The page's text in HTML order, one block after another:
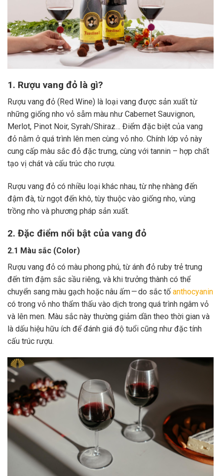
1. Rượu vang đỏ là gì?
Rượu vang đỏ (Red Wine) là loại vang được sản xuất từ
những giống nho vỏ sẫm màu như Cabernet Sauvignon,
Merlot, Pinot Noir, Syrah/Shiraz… Điểm đặc biệt của vang
đỏ nằm ở quá trình lên men cùng vỏ nho. Chính lớp vỏ này
cung cấp màu sắc đỏ đặc trưng, cùng với tannin – hợp chất
tạo vị chát và cấu trúc cho rượu.
Rượu vang đỏ có nhiều loại khác nhau, từ nhẹ nhàng đến
đậm đà, từ ngọt đến khô, tùy thuộc vào giống nho, vùng
trồng nho và phương pháp sản xuất.
2. Đặc điểm nổi bật của vang đỏ
2.1 Màu sắc (Color)
Rượu vang đỏ có màu phong phú, từ ánh đỏ ruby trẻ trung
đến tím đậm sắc sầu riêng, và khi trưởng thành có thể
chuyển sang màu gạch hoặc nâu ấm — do sắc tố anthocyanin
có trong vỏ nho thẩm thấu vào dịch trong quá trình ngâm vỏ
và lên men. Màu sắc này thường giảm dần theo thời gian và
là dấu hiệu hữu ích để đánh giá độ tuổi cũng như đặc tính
cấu trúc rượu.